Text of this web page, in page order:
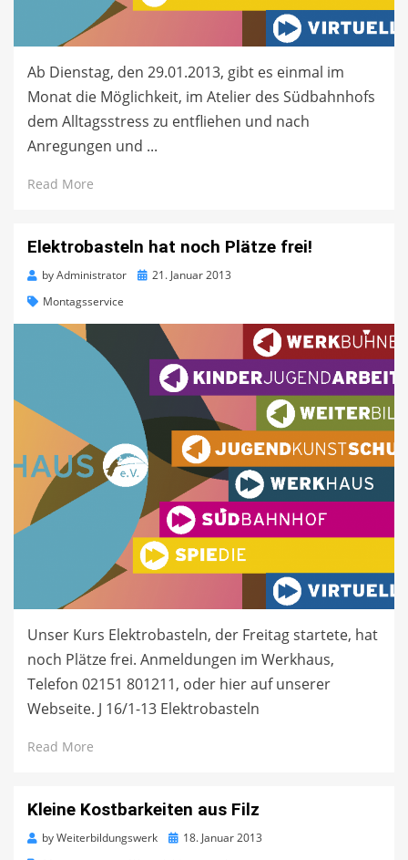
Ab Dienstag, den 29.01.2013, gibt es einmal im
Monat die Möglichkeit, im Atelier des Südbahnhofs
dem Alltagsstress zu entfliehen und nach
Anregungen und ...
Read More
Elektrobasteln hat noch Plätze frei!
byAdministrator
Posted21. Januar 2013
Montagsservice
Unser Kurs Elektrobasteln, der Freitag startete, hat
noch Plätze frei. Anmeldungen im Werkhaus,
Telefon 02151 801211, oder hier auf unserer
Webseite. J 16/1-13 Elektrobasteln
Read More
Kleine Kostbarkeiten aus Filz
byWeiterbildungswerk
Posted18. Januar 2013